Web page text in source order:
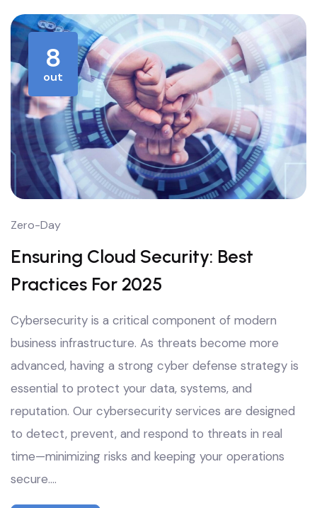
8
out
Zero-Day
Ensuring Cloud Security: Best
Practices For 2025
Cybersecurity is a critical component of modern
business infrastructure. As threats become more
advanced, having a strong cyber defense strategy is
essential to protect your data, systems, and
reputation. Our cybersecurity services are designed
to detect, prevent, and respond to threats in real
time—minimizing risks and keeping your operations
secure.…